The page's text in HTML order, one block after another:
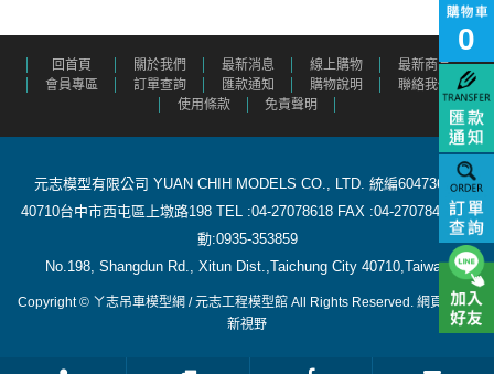
回首頁 關於我們 最新消息 線上購物
最新商品
會員專區
訂單查詢 匯款通知 購物說明
聯絡我們
使用條款
免責聲明
元志模型有限公司 YUAN CHIH MODELS CO., LTD. 統編60473615
40710台中市西屯區上墩路198 TEL :04-27078618 FAX :04-27078488 行
動:0935-353859
​ No.198, Shangdun Rd., Xitun Dist.,Taichung City 40710,Taiwan
Copyright © ㄚ志吊車模型網 / 元志工程模型館 All Rights Reserved. 網頁設計:
新視野
0